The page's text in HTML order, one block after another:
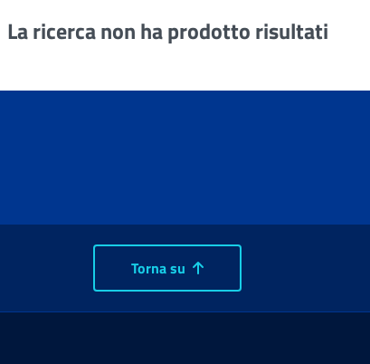
La ricerca non ha prodotto risultati
Torna su